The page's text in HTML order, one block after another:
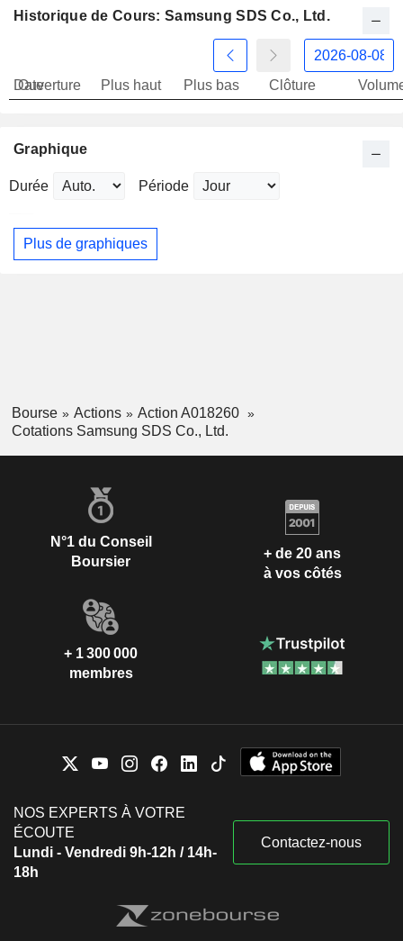
Historique de Cours: Samsung SDS Co., Ltd.
Date
Ouverture Plus haut Plus bas Clôture
Graphique
Durée Période
Plus de graphiques
Bourse Actions
Action A018260
Cotations Samsung SDS Co., Ltd.
N°1 du Conseil
Boursier
+ de 20 ans
à vos côtés
+ 1 300 000
membres
NOS EXPERTS À VOTRE
ÉCOUTE
Lundi - Vendredi 9h-12h / 14h-
18h
Contactez-nous